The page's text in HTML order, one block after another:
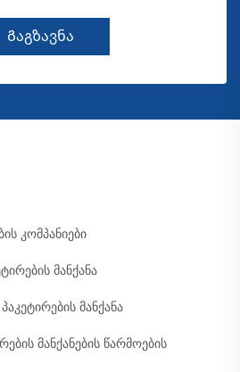
Გაგზავნა
კომპანიები
მანქანა
მანქანა
მანქანების წარმოების